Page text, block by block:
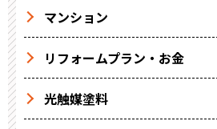
マンション
リフォームプラン・お金
光触媒塗料